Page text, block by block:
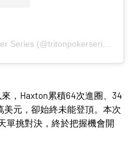
，Haxton累積64次進圈、34
美元，卻始終未能登頂。本次
單挑對決，終於把握機會開